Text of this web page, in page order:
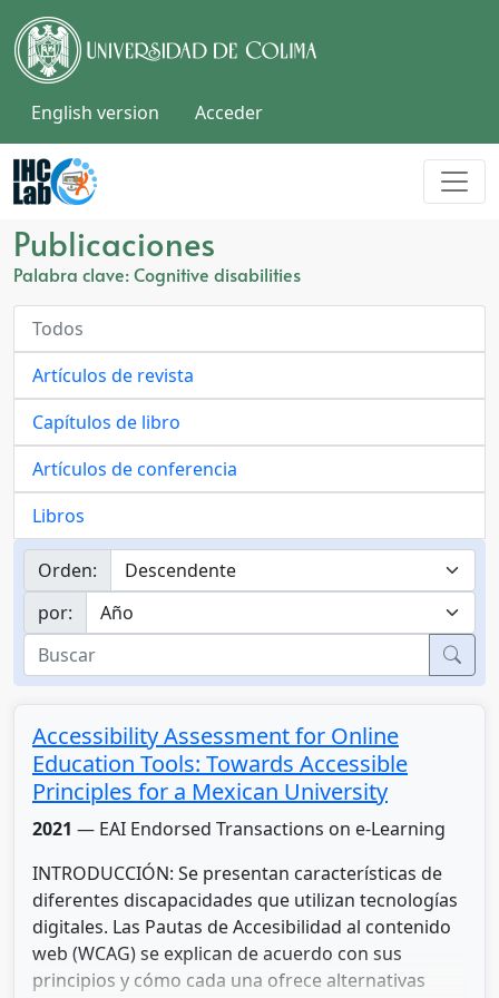
English version Acceder
Publicaciones
Palabra clave: Cognitive disabilities
Todos
Artículos de revista
Capítulos de libro
Artículos de conferencia
Libros
Orden:
por:
Accessibility Assessment for Online
Education Tools: Towards Accessible
Principles for a Mexican University
2021 — EAI Endorsed Transactions on e-Learning
INTRODUCCIÓN: Se presentan características de
diferentes discapacidades que utilizan tecnologías
digitales. Las Pautas de Accesibilidad al contenido
web (WCAG) se explican de acuerdo con sus
principios y cómo cada una ofrece alternativas